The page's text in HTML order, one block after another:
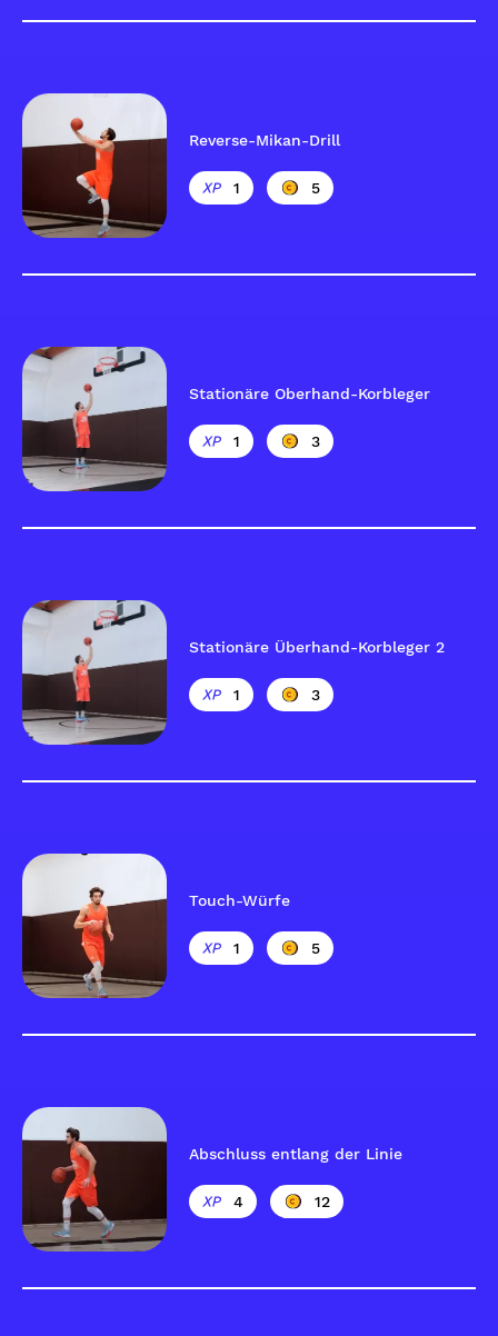
Reverse-Mikan-Drill
1 5
Stationäre Oberhand-Korbleger
1 3
Stationäre Überhand-Korbleger 2
1 3
Touch-Würfe
1 5
Abschluss entlang der Linie
4 12